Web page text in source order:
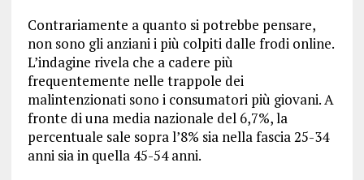
Contrariamente a quanto si potrebbe pensare,
non sono gli anziani i più colpiti dalle frodi online.
L’indagine rivela che a cadere più
frequentemente nelle trappole dei
malintenzionati sono i consumatori più giovani. A
fronte di una media nazionale del 6,7%, la
percentuale sale sopra l’8% sia nella fascia 25-34
anni sia in quella 45-54 anni.